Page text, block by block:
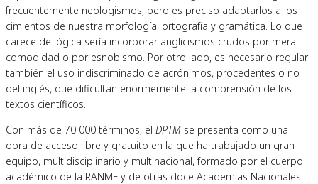
frecuentemente neologismos, pero es preciso adaptarlos a los
cimientos de nuestra morfología, ortografía y gramática. Lo que
carece de lógica sería incorporar anglicismos crudos por mera
comodidad o por esnobismo. Por otro lado, es necesario regular
también el uso indiscriminado de acrónimos, procedentes o no
del inglés, que dificultan enormemente la comprensión de los
textos científicos.
Con más de 70 000 términos, el DPTM se presenta como una
obra de acceso libre y gratuito en la que ha trabajado un gran
equipo, multidisciplinario y multinacional, formado por el cuerpo
académico de la RANME y de otras doce Academias Nacionales